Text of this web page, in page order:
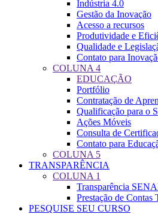
Indústria 4.0
Gestão da Inovação
Acesso a recursos
Produtividade e
Qualidade e
Contato para
COLUNA 4
EDUCAÇÃO
Portfólio
Contratação de
Qualificação para o
Ações Móveis
Consulta de
Contato para
COLUNA 5
TRANSPARÊNCIA
COLUNA 1
Transparência
Prestação de Contas
PESQUISE SEU CURSO